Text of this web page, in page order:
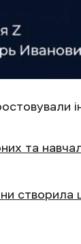
та
створила